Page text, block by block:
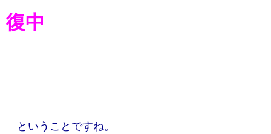
復中​
ということですね。